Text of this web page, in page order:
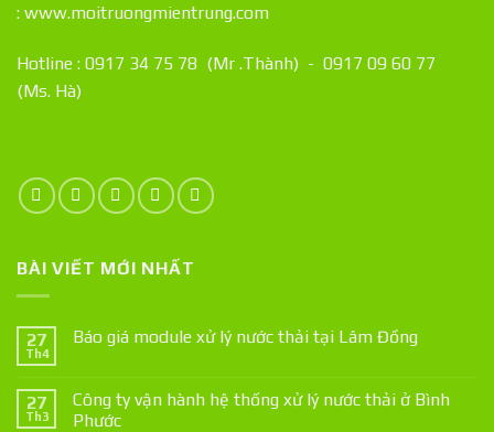
: www.moitruongmientrung.com
Hotline : 0917 34 75 78 (Mr .Thành) - 0917 09 60 77
(Ms. Hà)
BÀI VIẾT MỚI NHẤT
27
Th4
Báo giá module xử lý nước thải tại Lâm Đồng
27
Th3
Công ty vận hành hệ thống xử lý nước thải ở Bình
Phước